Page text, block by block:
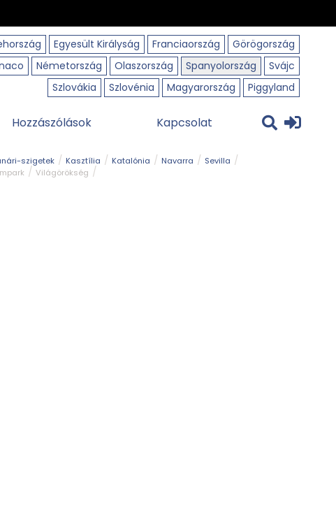
Egyesült Királyság Franciaország
Görögország
Németország Olaszország Spanyolország
Svájc
Szlovákia
Szlovénia Magyarország Piggyland
Hozzászólások Kapcsolat
szigetek Kasztília Katalónia Navarra
Sevilla
Világörökség